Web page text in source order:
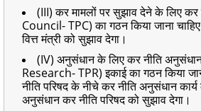
(III) कर मामलों पर सुझाव देने के लिए कर
Council- TPC) का गठन किया जाना
वित्त मंत्री को सुझाव देगा।
(IV) अनुसंधान के लिए कर नीति
Research- TPR) इकाई का गठन किया
नीति परिषद के नीचे कर नीति अनुसंधान
अनुसंधान कर नीति परिषद को सुझाव देगा।